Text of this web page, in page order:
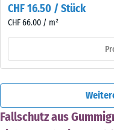
CHF 16.50 / Stück
CHF 66.00 / m²
Fallschutz aus